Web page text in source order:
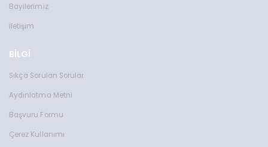
Bayilerimiz
İletişim
BİLGİ
Sıkça Sorulan Sorular
Aydınlatma Metni
Başvuru Formu
Çerez Kullanımı